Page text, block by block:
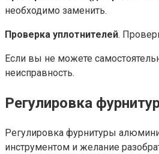
необходимо заменить.
Проверка уплотнителей.
Если вы не можете
неисправность.
Регулировка
Регулировка фурнитуры
инструментом и желание